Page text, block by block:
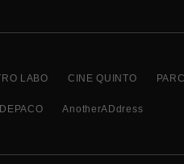
LABO CINE QUINTO
DEPACO AnotherADdress